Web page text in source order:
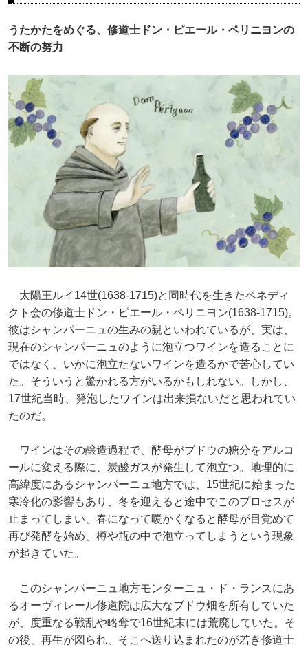
うたかたをめぐる、修道士ドン・ピエール・ペリニヨンの
不断の努力
太陽王ルイ14世(1638-1715)と同時代を生きたベネディ
クト会の修道士ドン・ピエール・ペリニヨン(1638-1715)。
彼はシャンパーニュの生みの親といわれているが、実は、
現在のシャンパーニュのように泡立つワインを造ることに
ではなく、いかに泡立たないワインを造るかで苦心してい
た。そういうと驚かれる方がいるかもしれない。しかし、
17世紀当時、発泡したワインは出来損ないだと思われてい
たのだ。
ワインはその醸造過程で、酵母がブドウの糖分をアルコ
ールに変える際に、炭酸ガスが発生して泡立つ。地理的に
高緯度にあるシャンパーニュ地方では、15世紀に始まった
寒冷化の影響もあり、冬を迎えると途中でこのプロセスが
止まってしまい、春になって暖かくなると酵母が目覚めて
再び発酵を始め、樽や瓶の中で泡立ってしまうという現象
が起きていた。
このシャンパーニュ地方モンターニュ・ド・ランスにあ
るオーヴィレール修道院は広大なブドウ畑を所有していた
が、度重なる戦乱や略奪で16世紀末には荒廃していた。そ
の後、再生が図られ、そこへ送り込まれたのが若き修道士